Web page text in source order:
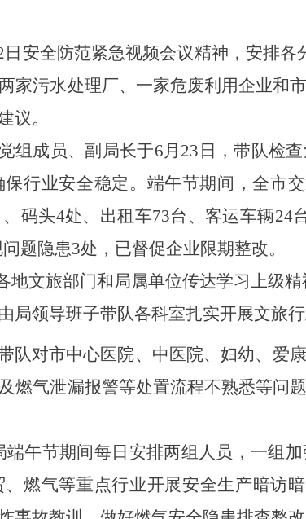
日安全防范紧急视频会议精神，安排
家污水处理厂、一家危废利用企业和
议。
组成员、副局长于6月23日，带队检
行业安全稳定 。 端午节期间，全市
、码头4处、出租车73台、客运车辆
题隐患3处，已督促企业限期整改。
地文旅部门和局属单位传达学习上级
局领导班子带队各科室扎实开展文旅
队对市中心医院、中医院、妇幼、爱
燃气泄漏报警等处置流程不熟悉等问
端午节期间每日安排两组人员，一组
燃气等重点行业开展安全生产暗访